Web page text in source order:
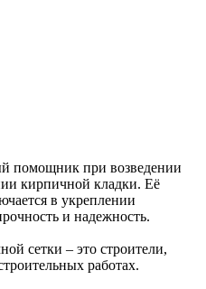
помощник при возведении
кирпичной кладки. Её
в укреплении
и надежность.
сетки – это строители,
работах.